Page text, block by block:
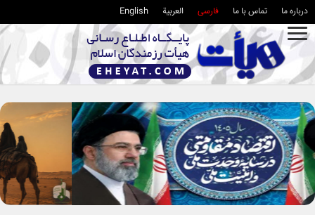
درباره ما تماس با ما فارسی العربية English